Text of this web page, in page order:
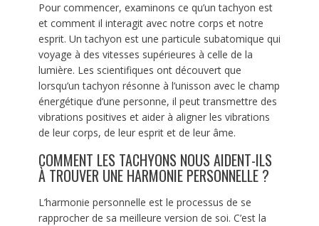
Pour commencer, examinons ce qu’un tachyon est
et comment il interagit avec notre corps et notre
esprit. Un tachyon est une particule subatomique qui
voyage à des vitesses supérieures à celle de la
lumière. Les scientifiques ont découvert que
lorsqu’un tachyon résonne à l’unisson avec le champ
énergétique d’une personne, il peut transmettre des
vibrations positives et aider à aligner les vibrations
de leur corps, de leur esprit et de leur âme.
COMMENT LES TACHYONS NOUS AIDENT-ILS
À TROUVER UNE HARMONIE PERSONNELLE ?
L’harmonie personnelle est le processus de se
rapprocher de sa meilleure version de soi. C’est la